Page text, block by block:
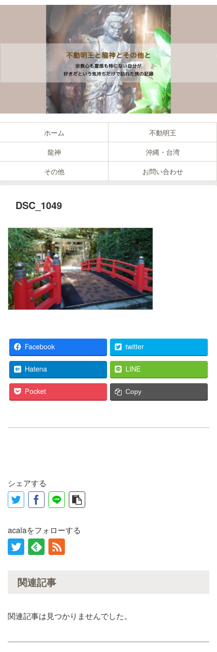
ホーム
不動明王
龍神
沖縄・台湾
その他
お問い合わせ
DSC_1049
Facebook twitter
Hatena LINE
Pocket Copy
シェアする
acalaをフォローする
関連記事
関連記事は見つかりませんでした。